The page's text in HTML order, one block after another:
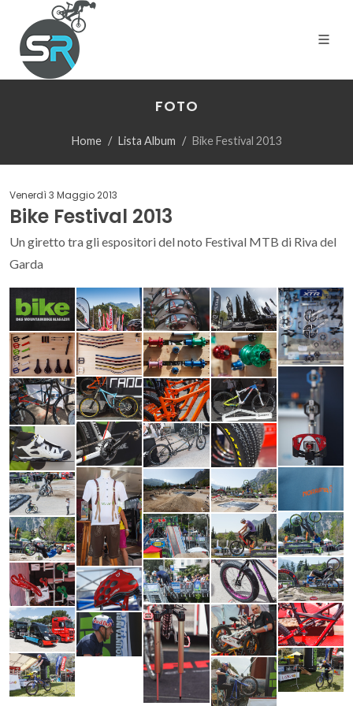
FOTO
Home Lista Album Bike Festival 2013
Venerdì 3 Maggio 2013
Bike Festival 2013
Un giretto tra gli espositori del noto Festival MTB di Riva del
Garda